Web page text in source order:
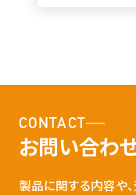
CONTACT
お問い合わ
製品に関する内容や